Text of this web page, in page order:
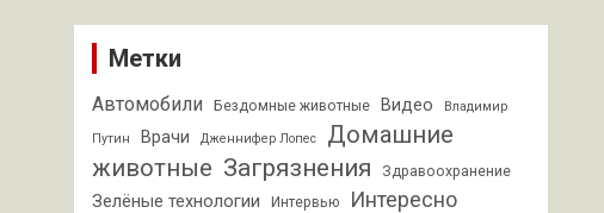
Метки
Автомобили Бездомные животные Видео Владимир
Путин Врачи Дженнифер Лопес
Домашние
животные Загрязнения Здравоохранение
Зелёные технологии Интервью Интересно